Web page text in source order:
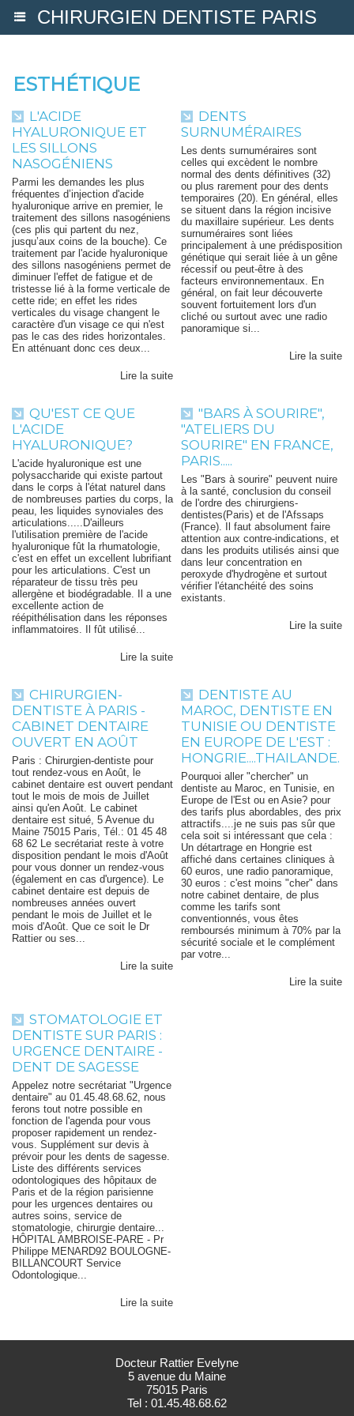
CHIRURGIEN DENTISTE PARIS
ESTHÉTIQUE
L'ACIDE
HYALURONIQUE ET
LES SILLONS
NASOGÉNIENS
Parmi les demandes les plus
fréquentes d’injection d'acide
hyaluronique arrive en premier, le
traitement des sillons nasogéniens
(ces plis qui partent du nez,
jusqu’aux coins de la bouche). Ce
traitement par l'acide hyaluronique
des sillons nasogéniens permet de
diminuer l'effet de fatigue et de
tristesse lié à la forme verticale de
cette ride; en effet les rides
verticales du visage changent le
caractère d'un visage ce qui n'est
pas le cas des rides horizontales.
En atténuant donc ces deux...
Lire la suite
DENTS
SURNUMÉRAIRES
Les dents surnuméraires sont
celles qui excèdent le nombre
normal des dents définitives (32)
ou plus rarement pour des dents
temporaires (20). En général, elles
se situent dans la région incisive
du maxillaire supérieur. Les dents
surnuméraires sont liées
principalement à une prédisposition
génétique qui serait liée à un gêne
récessif ou peut-être à des
facteurs environnementaux. En
général, on fait leur découverte
souvent fortuitement lors d'un
cliché ou surtout avec une radio
panoramique si...
Lire la suite
QU'EST CE QUE
L'ACIDE
HYALURONIQUE?
L'acide hyaluronique est une
polysaccharide qui existe partout
dans le corps à l'état naturel dans
de nombreuses parties du corps, la
peau, les liquides synoviales des
articulations.....D'ailleurs
l'utilisation première de l'acide
hyaluronique fût la rhumatologie,
c'est en effet un excellent lubrifiant
pour les articulations. C'est un
réparateur de tissu très peu
allergène et biodégradable. Il a une
excellente action de
réépithélisation dans les réponses
inflammatoires. Il fût utilisé...
Lire la suite
"BARS À SOURIRE",
"ATELIERS DU
SOURIRE" EN FRANCE,
PARIS.....
Les "Bars à sourire" peuvent nuire
à la santé, conclusion du conseil
de l'ordre des chirurgiens-
dentistes(Paris) et de l'Afssaps
(France). Il faut absolument faire
attention aux contre-indications, et
dans les produits utilisés ainsi que
dans leur concentration en
peroxyde d'hydrogène et surtout
vérifier l'étanchéité des soins
existants.
Lire la suite
CHIRURGIEN-
DENTISTE À PARIS -
CABINET DENTAIRE
OUVERT EN AOÛT
Paris : Chirurgien-dentiste pour
tout rendez-vous en Août, le
cabinet dentaire est ouvert pendant
tout le mois de mois de Juillet
ainsi qu'en Août. Le cabinet
dentaire est situé, 5 Avenue du
Maine 75015 Paris, Tél.: 01 45 48
68 62 Le secrétariat reste à votre
disposition pendant le mois d'Août
pour vous donner un rendez-vous
(également en cas d'urgence). Le
cabinet dentaire est depuis de
nombreuses années ouvert
pendant le mois de Juillet et le
mois d'Août. Que ce soit le Dr
Rattier ou ses...
Lire la suite
DENTISTE AU
MAROC, DENTISTE EN
TUNISIE OU DENTISTE
EN EUROPE DE L'EST :
HONGRIE....THAILANDE.
Pourquoi aller "chercher" un
dentiste au Maroc, en Tunisie, en
Europe de l'Est ou en Asie? pour
des tarifs plus abordables, des prix
attractifs....je ne suis pas sûr que
cela soit si intéressant que cela :
Un détartrage en Hongrie est
affiché dans certaines cliniques à
60 euros, une radio panoramique,
30 euros : c'est moins "cher" dans
notre cabinet dentaire, de plus
comme les tarifs sont
conventionnés, vous êtes
remboursés minimum à 70% par la
sécurité sociale et le complément
par votre...
Lire la suite
STOMATOLOGIE ET
DENTISTE SUR PARIS :
URGENCE DENTAIRE -
DENT DE SAGESSE
Appelez notre secrétariat "Urgence
dentaire" au 01.45.48.68.62, nous
ferons tout notre possible en
fonction de l'agenda pour vous
proposer rapidement un rendez-
vous. Supplément sur devis à
prévoir pour les dents de sagesse.
Liste des différents services
odontologiques des hôpitaux de
Paris et de la région parisienne
pour les urgences dentaires ou
autres soins, service de
stomatologie, chirurgie dentaire...
HÔPITAL AMBROISE-PARE - Pr
Philippe MENARD92 BOULOGNE-
BILLANCOURT Service
Odontologique...
Lire la suite
Docteur Rattier Evelyne
5 avenue du Maine
75015 Paris
Tel : 01.45.48.68.62